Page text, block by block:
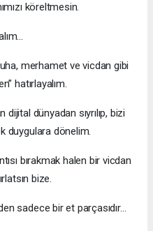
köreltmesin.
merhamet ve vicdan gibi
hatırlayalım.
dünyadan sıyrılıp, bizi
duygulara dönelim.
bırakmak halen bir vicdan
bize.
sadece bir et parçasıdır…